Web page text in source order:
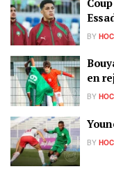
BY
en
BY
BY